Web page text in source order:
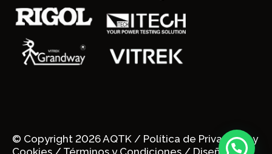
© Copyright 2026 AQTK / Política de Privacidad y